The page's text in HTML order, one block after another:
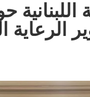
الرعاية